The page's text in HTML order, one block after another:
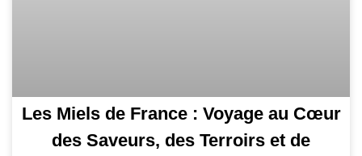
Les Miels de France : Voyage au Cœur
des Saveurs, des Terroirs et de